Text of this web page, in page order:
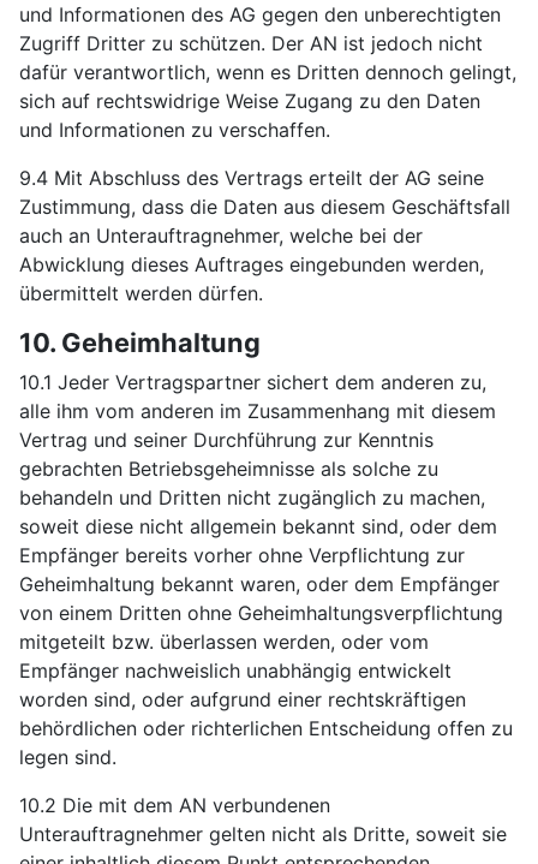
und Informationen des AG gegen den unberechtigten
Zugriff Dritter zu schützen. Der AN ist jedoch nicht
dafür verantwortlich, wenn es Dritten dennoch gelingt,
sich auf rechtswidrige Weise Zugang zu den Daten
und Informationen zu verschaffen.
9.4 Mit Abschluss des Vertrags erteilt der AG seine
Zustimmung, dass die Daten aus diesem Geschäftsfall
auch an Unterauftragnehmer, welche bei der
Abwicklung dieses Auftrages eingebunden werden,
übermittelt werden dürfen.
10. Geheimhaltung
10.1 Jeder Vertragspartner sichert dem anderen zu,
alle ihm vom anderen im Zusammenhang mit diesem
Vertrag und seiner Durchführung zur Kenntnis
gebrachten Betriebsgeheimnisse als solche zu
behandeln und Dritten nicht zugänglich zu machen,
soweit diese nicht allgemein bekannt sind, oder dem
Empfänger bereits vorher ohne Verpflichtung zur
Geheimhaltung bekannt waren, oder dem Empfänger
von einem Dritten ohne Geheimhaltungsverpflichtung
mitgeteilt bzw. überlassen werden, oder vom
Empfänger nachweislich unabhängig entwickelt
worden sind, oder aufgrund einer rechtskräftigen
behördlichen oder richterlichen Entscheidung offen zu
legen sind.
10.2 Die mit dem AN verbundenen
Unterauftragnehmer gelten nicht als Dritte, soweit sie